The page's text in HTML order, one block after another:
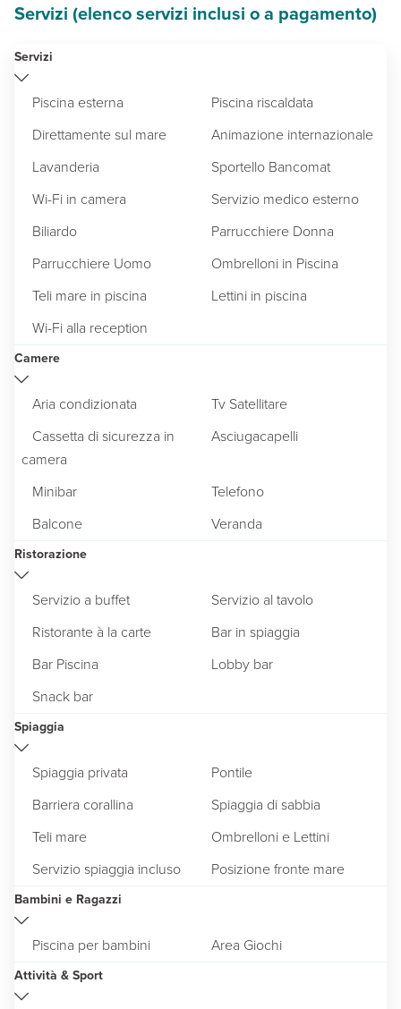
Servizi (elenco servizi inclusi o a pagamento)
Servizi
Piscina esterna
Piscina riscaldata
Direttamente sul mare
Animazione internazionale
Lavanderia
Sportello Bancomat
Wi-Fi in camera
Servizio medico esterno
Biliardo
Parrucchiere Donna
Parrucchiere Uomo
Ombrelloni in Piscina
Teli mare in piscina
Lettini in piscina
Wi-Fi alla reception
Camere
Aria condizionata
Tv Satellitare
Cassetta di sicurezza in
camera
Asciugacapelli
Minibar
Telefono
Balcone
Veranda
Ristorazione
Servizio a buffet
Servizio al tavolo
Ristorante à la carte
Bar in spiaggia
Bar Piscina
Lobby bar
Snack bar
Spiaggia
Spiaggia privata
Pontile
Barriera corallina
Spiaggia di sabbia
Teli mare
Ombrelloni e Lettini
Servizio spiaggia incluso
Posizione fronte mare
Bambini e Ragazzi
Piscina per bambini Area Giochi
Attività & Sport